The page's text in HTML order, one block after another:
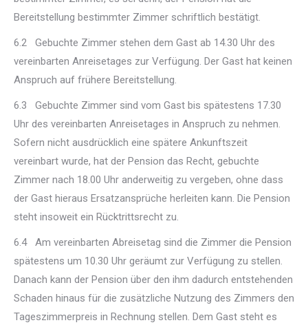
Bereitstellung bestimmter Zimmer schriftlich bestätigt.
6.2 Gebuchte Zimmer stehen dem Gast ab 14.30 Uhr des
vereinbarten Anreisetages zur Verfügung. Der Gast hat keinen
Anspruch auf frühere Bereitstellung.
6.3 Gebuchte Zimmer sind vom Gast bis spätestens 17.30
Uhr des vereinbarten Anreisetages in Anspruch zu nehmen.
Sofern nicht ausdrücklich eine spätere Ankunftszeit
vereinbart wurde, hat der Pension das Recht, gebuchte
Zimmer nach 18.00 Uhr anderweitig zu vergeben, ohne dass
der Gast hieraus Ersatzansprüche herleiten kann. Die Pension
steht insoweit ein Rücktrittsrecht zu.
6.4 Am vereinbarten Abreisetag sind die Zimmer die Pension
spätestens um 10.30 Uhr geräumt zur Verfügung zu stellen.
Danach kann der Pension über den ihm dadurch entstehenden
Schaden hinaus für die zusätzliche Nutzung des Zimmers den
Tageszimmerpreis in Rechnung stellen. Dem Gast steht es